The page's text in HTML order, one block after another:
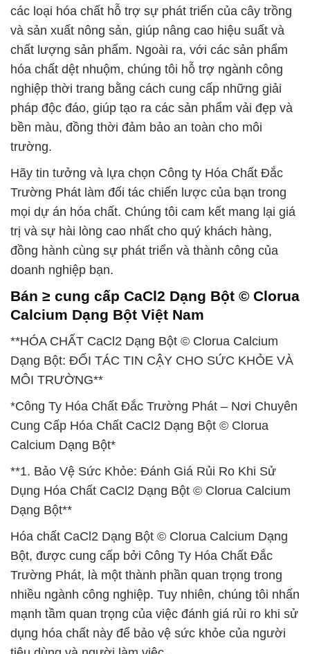
các loại hóa chất hỗ trợ sự phát triển của cây trồng
và sản xuất nông sản, giúp nâng cao hiệu suất và
chất lượng sản phẩm. Ngoài ra, với các sản phẩm
hóa chất dệt nhuộm, chúng tôi hỗ trợ ngành công
nghiệp thời trang bằng cách cung cấp những giải
pháp độc đáo, giúp tạo ra các sản phẩm vải đẹp và
bền màu, đồng thời đảm bảo an toàn cho môi
trường.
Hãy tin tưởng và lựa chọn Công ty Hóa Chất Đắc
Trường Phát làm đối tác chiến lược của bạn trong
mọi dự án hóa chất. Chúng tôi cam kết mang lại giá
trị và sự hài lòng cao nhất cho quý khách hàng,
đồng hành cùng sự phát triển và thành công của
doanh nghiệp bạn.
Bán ≥ cung cấp CaCl2 Dạng Bột © Clorua
Calcium Dạng Bột Việt Nam
**HÓA CHẤT CaCl2 Dạng Bột © Clorua Calcium
Dạng Bột: ĐỐI TÁC TIN CẬY CHO SỨC KHỎE VÀ
MÔI TRƯỜNG**
*Công Ty Hóa Chất Đắc Trường Phát – Nơi Chuyên
Cung Cấp Hóa Chất CaCl2 Dạng Bột © Clorua
Calcium Dạng Bột*
**1. Bảo Vệ Sức Khỏe: Đánh Giá Rủi Ro Khi Sử
Dụng Hóa Chất CaCl2 Dạng Bột © Clorua Calcium
Dạng Bột**
Hóa chất CaCl2 Dạng Bột © Clorua Calcium Dạng
Bột, được cung cấp bởi Công Ty Hóa Chất Đắc
Trường Phát, là một thành phần quan trọng trong
nhiều ngành công nghiệp. Tuy nhiên, chúng tôi nhấn
mạnh tầm quan trọng của việc đánh giá rủi ro khi sử
dụng hóa chất này để bảo vệ sức khỏe của người